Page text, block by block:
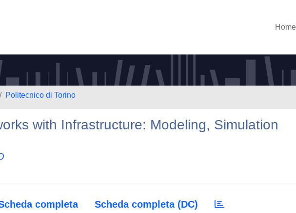
Home
Politecnico di Torino
with Infrastructure: Modeling, Simulation
completa Scheda completa (DC)